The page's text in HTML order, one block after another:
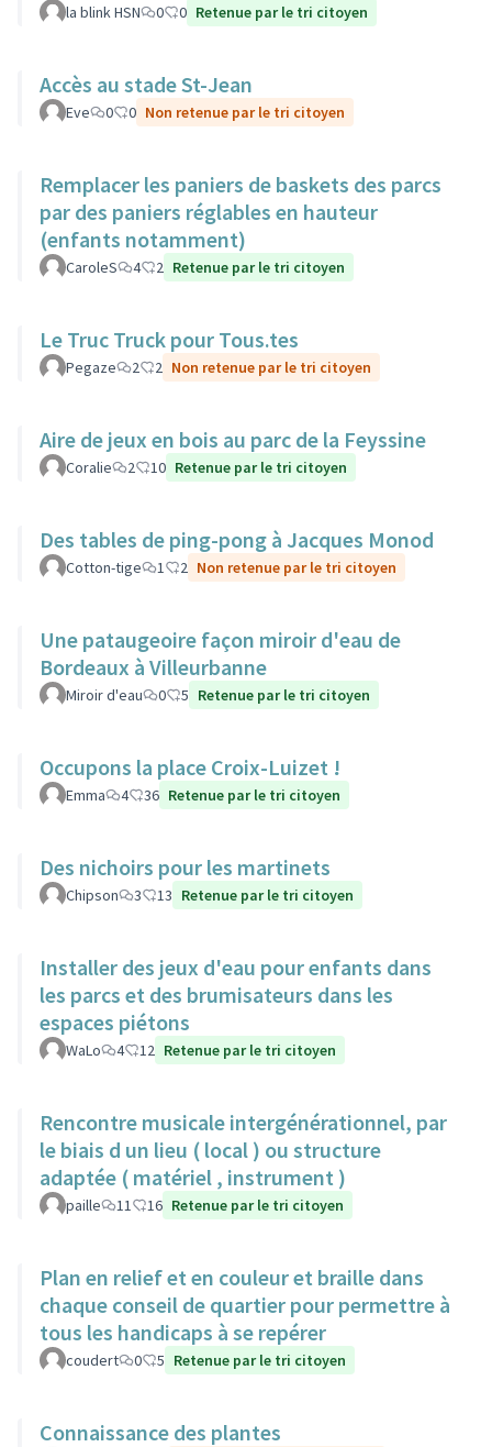
la blink HSN 0 0 Retenue par le tri citoyen
Accès au stade St-Jean
Eve 0 0 Non retenue par le tri citoyen
Remplacer les paniers de baskets des parcs
par des paniers réglables en hauteur
(enfants notamment)
CaroleS 4 2 Retenue par le tri citoyen
Le Truc Truck pour Tous.tes
Pegaze 2 2 Non retenue par le tri citoyen
Aire de jeux en bois au parc de la Feyssine
Coralie 2 10 Retenue par le tri citoyen
Des tables de ping-pong à Jacques Monod
Cotton-tige 1 2 Non retenue par le tri citoyen
Une pataugeoire façon miroir d'eau de
Bordeaux à Villeurbanne
Miroir d'eau 0 5 Retenue par le tri citoyen
Occupons la place Croix-Luizet !
Emma 4 36 Retenue par le tri citoyen
Des nichoirs pour les martinets
Chipson 3 13 Retenue par le tri citoyen
Installer des jeux d'eau pour enfants dans
les parcs et des brumisateurs dans les
espaces piétons
WaLo 4 12 Retenue par le tri citoyen
Rencontre musicale intergénérationnel, par
le biais d un lieu ( local ) ou structure
adaptée ( matériel , instrument )
paille 11 16 Retenue par le tri citoyen
Plan en relief et en couleur et braille dans
chaque conseil de quartier pour permettre à
tous les handicaps à se repérer
coudert 0 5 Retenue par le tri citoyen
Connaissance des plantes